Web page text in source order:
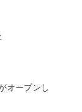
オープンし